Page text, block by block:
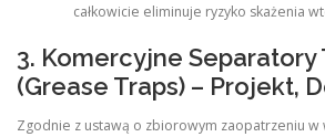
całkowicie eliminuje ryzyko skażenia
3. Komercyjne Separatory
(Grease Traps) – Projekt,
Zgodnie z ustawą o zbiorowym zaopatrzeniu